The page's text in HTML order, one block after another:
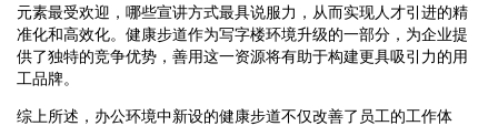
元素最受欢迎，哪些宣讲方式最具说服力，从而实现人才引进的精
准化和高效化。健康步道作为写字楼环境升级的一部分，为企业提
供了独特的竞争优势，善用这一资源将有助于构建更具吸引力的用
工品牌。
综上所述，办公环境中新设的健康步道不仅改善了员工的工作体